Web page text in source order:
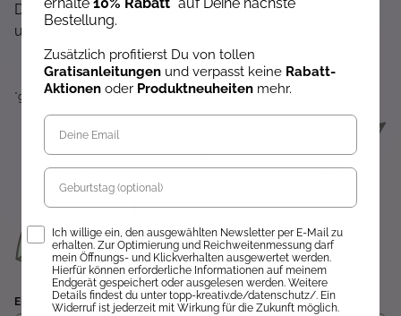
Dir wird hier nichts angezeigt? Dann akzeptiere bitte
unsere Cookie-Richtlinien :)
*gültig auf alle Produkte, die nicht der Buchpreisbindung unterliegen.
E-Mail
Bestellung.
Zusätzlich profitierst Du von tollen
Gratisanleitungen und verpasst keine Rabatt-
Aktionen oder Produktneuheiten mehr.
Geburtstag
Opt-InIch willige ein, den ausgewählten Newsletter per E-Mail zu
erhalten. Zur Optimierung und Reichweitenmessung darf
mein Öffnungs- und Klickverhalten ausgewertet werden.
Hierfür können erforderliche Informationen auf meinem
Endgerät gespeichert oder ausgelesen werden. Weitere
Details findest du unter topp-kreativ.de/datenschutz/. Ein
Widerruf ist jederzeit mit Wirkung für die Zukunft möglich.